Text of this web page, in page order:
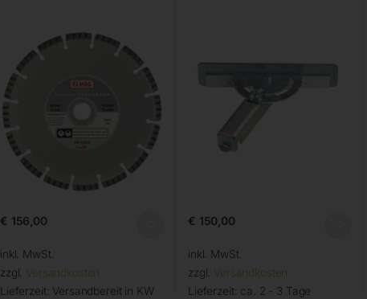
€ 156,00
inkl. MwSt.
zzgl. Versandkosten
Lieferzeit: Versandbereit in KW
€ 150,00
inkl. MwSt.
zzgl. Versandkosten
Lieferzeit: ca. 2 - 3 Tage